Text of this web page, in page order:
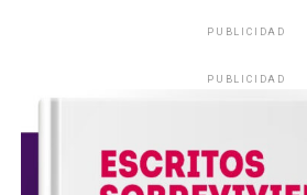
PUBLICIDAD
PUBLICIDAD